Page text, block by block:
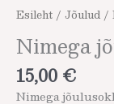
Esileht / Jõulud /
Nimega
15,00 €
Nimega